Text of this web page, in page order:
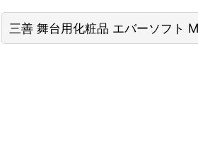
三善 舞台用化粧品 エバーソフト